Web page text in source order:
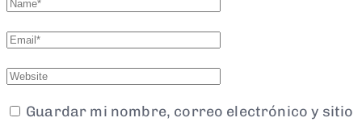
Guardar mi nombre, correo electrónico y sitio